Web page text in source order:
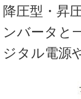
降圧型・昇
ンバータと
ジタル電源